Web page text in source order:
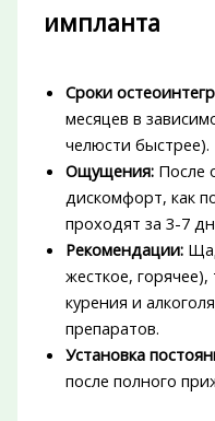
импланта
Сроки
месяцев в
челюсти быстрее).
Ощущения:После
дискомфорт, как
проходят за 3-7
Рекомендации:
жесткое,
курения и
препаратов.
Установка
после полного